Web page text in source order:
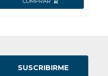
SUSCRIBIRME